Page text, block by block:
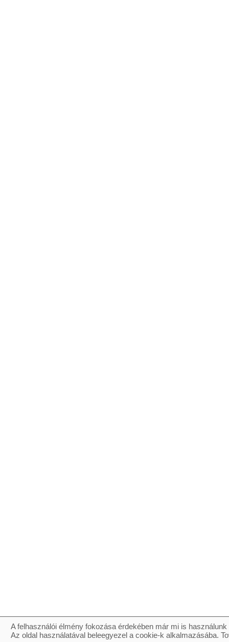
A felhasználói élmény fokozása érdekében már mi is
Az oldal használatával beleegyezel a cookie-k alkalmazásába.